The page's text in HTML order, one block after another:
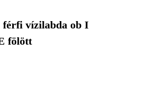
férfi vízilabda ob I
fölött